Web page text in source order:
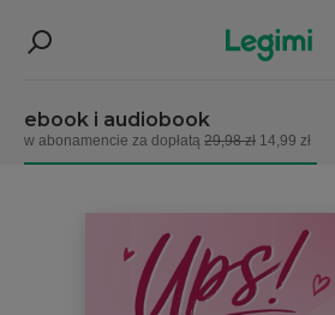
ebook i audiobook
w abonamencie za dopłatą 29,98 zł 14,99 zł